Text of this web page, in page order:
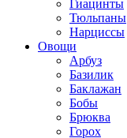
Гиацинты
Тюльпаны
Нарциссы
Овощи
Арбуз
Базилик
Баклажан
Бобы
Брюква
Горох